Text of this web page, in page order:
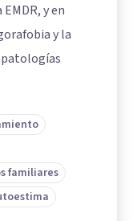
y en
y la
familiares